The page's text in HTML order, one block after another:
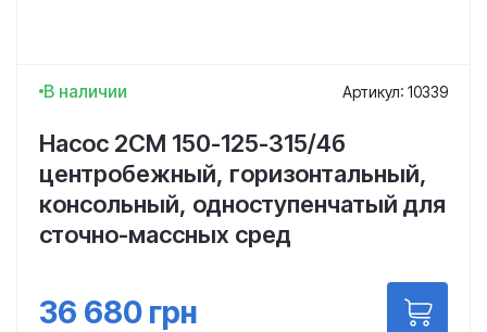
В наличии Артикул: 10339
Насос 2СМ 150-125-315/4б
центробежный, горизонтальный,
консольный, одноступенчатый для
сточно-массных сред
36 680 грн